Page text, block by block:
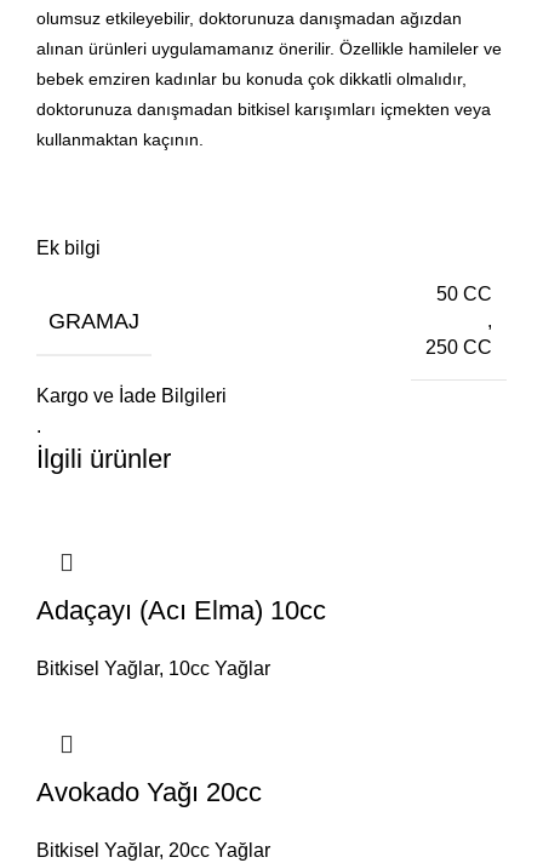
olumsuz etkileyebilir, doktorunuza danışmadan ağızdan
alınan ürünleri uygulamamanız önerilir. Özellikle hamileler ve
bebek emziren kadınlar bu konuda çok dikkatli olmalıdır,
doktorunuza danışmadan bitkisel karışımları içmekten veya
kullanmaktan kaçının.
Ek bilgi
GRAMAJ
50 CC
,
250 CC
Kargo ve İade Bilgileri
.
İlgili ürünler
Adaçayı (Acı Elma) 10cc
Bitkisel Yağlar, 10cc Yağlar
Avokado Yağı 20cc
Bitkisel Yağlar, 20cc Yağlar